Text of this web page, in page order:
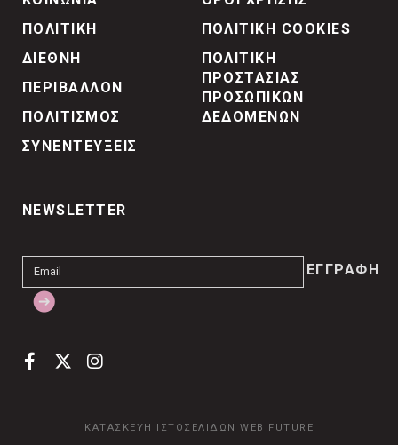
ΠΟΛΙΤΙΚΗ
ΔΙΕΘΝΗ
ΠΕΡΙΒΑΛΛΟΝ
ΠΟΛΙΤΙΣΜΟΣ
ΣΥΝΕΝΤΕΥΞΕΙΣ
ΠΟΛΙΤΙΚΗ COOKIES
ΠΟΛΙΤΙΚΗ
ΠΡΟΣΤΑΣΙΑΣ
ΠΡΟΣΩΠΙΚΩΝ
ΔΕΔΟΜΕΝΩΝ
NEWSLETTER
ΚΑΤΑΣΚΕΥΗ ΙΣΤΟΣΕΛΙΔΩΝ WEB FUTURE